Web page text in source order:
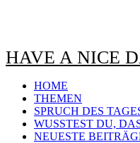
HAVE A NICE
HOME
THEMEN
SPRUCH DES
WUSSTEST DU,
NEUESTE